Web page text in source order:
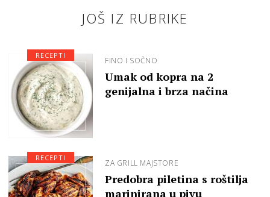
JOŠ IZ RUBRIKE
FINO I SOČNO
Umak od kopra na 2
genijalna i brza načina
RECEPTI
ZA GRILL MAJSTORE
Predobra piletina s roštilja
marinirana u pivu
RECEPTI